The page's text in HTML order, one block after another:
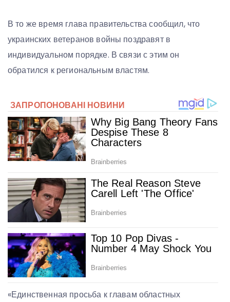
В то же время глава правительства сообщил, что
украинских ветеранов войны поздравят в
индивидуальном порядке. В связи с этим он
обратился к региональным властям.
«Единственная просьба к главам областных